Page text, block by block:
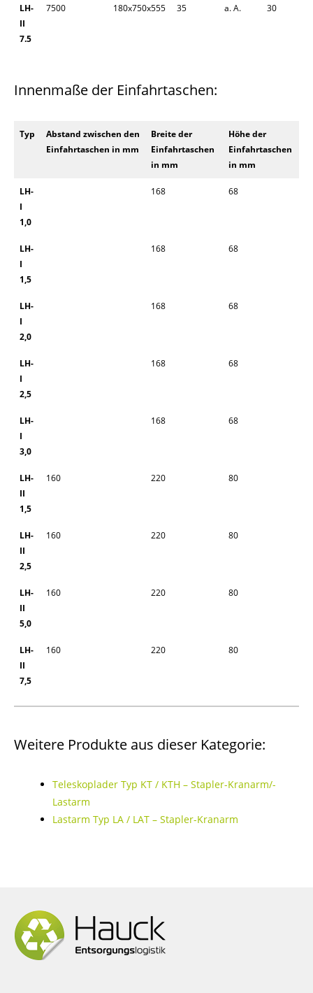
LH-
II
7.5
7500 180x750x555 35 a. A. 30
Innenmaße der Einfahrtaschen:
Typ
Abstand zwischen den
Einfahrtaschen in mm
Breite der
Einfahrtaschen
in mm
Höhe der
Einfahrtaschen
in mm
LH-
I
1,0
168 68
LH-
I
1,5
168 68
LH-
I
2,0
168 68
LH-
I
2,5
168 68
LH-
I
3,0
168 68
LH-
II
1,5
160 220 80
LH-
II
2,5
160 220 80
LH-
II
5,0
160 220 80
LH-
II
7,5
160 220 80
Weitere Produkte aus dieser Kategorie:
Teleskoplader Typ KT / KTH – Stapler-Kranarm/-
Lastarm
Lastarm Typ LA / LAT – Stapler-Kranarm